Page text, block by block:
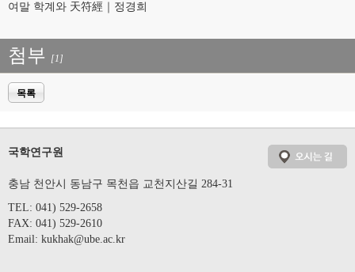
여말 학계와 天符經｜정경희
첨부 [1]
목록
국학연구원
충남 천안시 동남구 목천읍 교천지산길 284-31
TEL: 041) 529-2658
FAX: 041) 529-2610
Email: kukhak@ube.ac.kr